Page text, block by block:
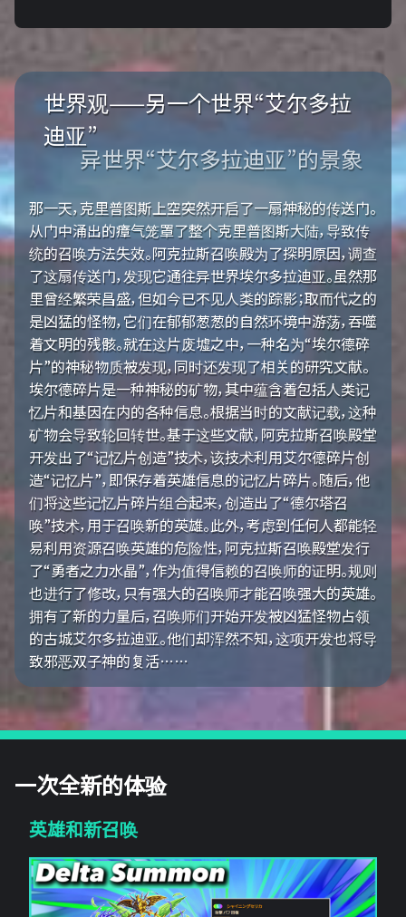
世界观——另一个世界“艾尔多拉
迪亚”
异世界“艾尔多拉迪亚”的景象
那一天，克里普图斯上空突然开启了一扇神秘的传送门。
从门中涌出的瘴气笼罩了整个克里普图斯大陆，导致传
统的召唤方法失效。阿克拉斯召唤殿为了探明原因，调查
了这扇传送门，发现它通往异世界埃尔多拉迪亚。虽然那
里曾经繁荣昌盛，但如今已不见人类的踪影；取而代之的
是凶猛的怪物，它们在郁郁葱葱的自然环境中游荡，吞噬
着文明的残骸。就在这片废墟之中，一种名为“埃尔德碎
片”的神秘物质被发现，同时还发现了相关的研究文献。
埃尔德碎片是一种神秘的矿物，其中蕴含着包括人类记
忆片和基因在内的各种信息。根据当时的文献记载，这种
矿物会导致轮回转世。基于这些文献，阿克拉斯召唤殿堂
开发出了“记忆片创造”技术，该技术利用艾尔德碎片创
造“记忆片”，即保存着英雄信息的记忆片碎片。随后，他
们将这些记忆片碎片组合起来，创造出了“德尔塔召
唤”技术，用于召唤新的英雄。此外，考虑到任何人都能轻
易利用资源召唤英雄的危险性，阿克拉斯召唤殿堂发行
了“勇者之力水晶”，作为值得信赖的召唤师的证明。规则
也进行了修改，只有强大的召唤师才能召唤强大的英雄。
拥有了新的力量后，召唤师们开始开发被凶猛怪物占领
的古城艾尔多拉迪亚。他们却浑然不知，这项开发也将导
致邪恶双子神的复活……
一次全新的体验
英雄和新召唤